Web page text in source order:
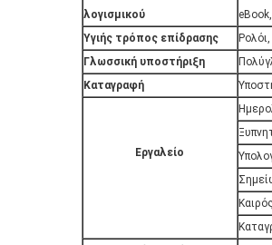
λογισμικού
Υγιής τρόπος επίδρασης
Γλωσσική υποστήριξη
Καταγραφή
Εργαλείο